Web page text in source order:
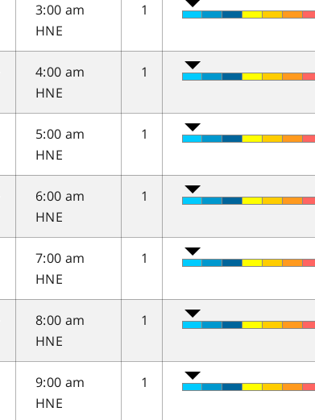
3:00 am
HNE
1
4:00 am
HNE
1
5:00 am
HNE
1
6:00 am
HNE
1
7:00 am
HNE
1
8:00 am
HNE
1
9:00 am
HNE
1